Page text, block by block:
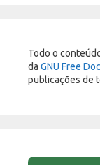
Todo o
da GNU Free
publicações de